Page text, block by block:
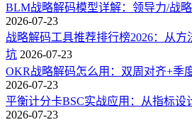
BLM战略解码模型详解：领导力/战
2026-07-23
战略解码工具推荐排行榜2026：从
坑 2026-07-23
OKR战略解码怎么用：双周对齐+季
2026-07-23
平衡计分卡BSC实战应用：从指标设
2026-07-23